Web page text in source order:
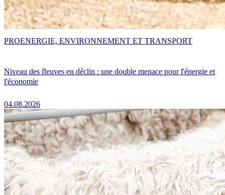
Niveau des fleuves en déclin : une double menace pour l'énergie et
l'économie
04.08.2026
PROENERGIE, ENVIRONNEMENT ET TRANSPORT